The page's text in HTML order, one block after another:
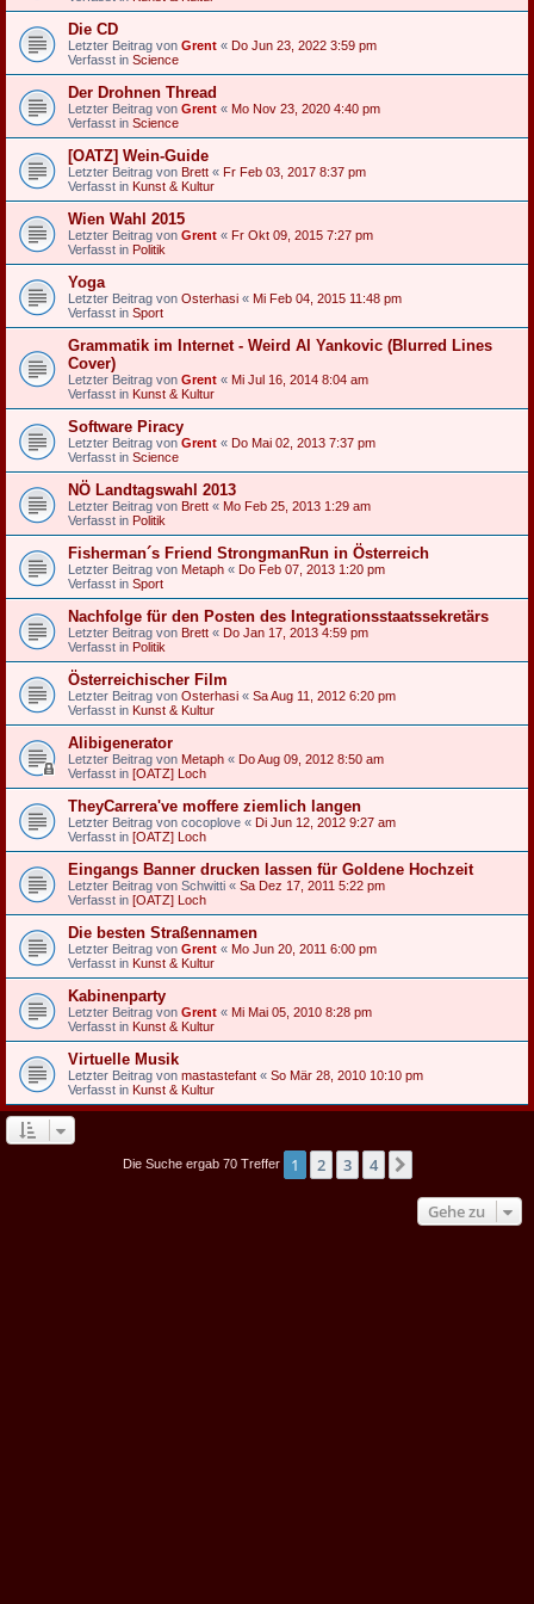
Die CD
Letzter Beitrag von Grent « Do Jun 23, 2022 3:59 pm
Verfasst in Science
Der Drohnen Thread
Letzter Beitrag von Grent « Mo Nov 23, 2020 4:40 pm
Verfasst in Science
[OATZ] Wein-Guide
Letzter Beitrag von Brett « Fr Feb 03, 2017 8:37 pm
Verfasst in Kunst & Kultur
Wien Wahl 2015
Letzter Beitrag von Grent « Fr Okt 09, 2015 7:27 pm
Verfasst in Politik
Yoga
Letzter Beitrag von Osterhasi « Mi Feb 04, 2015 11:48 pm
Verfasst in Sport
Grammatik im Internet - Weird Al Yankovic (Blurred Lines
Cover)
Letzter Beitrag von Grent « Mi Jul 16, 2014 8:04 am
Verfasst in Kunst & Kultur
Software Piracy
Letzter Beitrag von Grent « Do Mai 02, 2013 7:37 pm
Verfasst in Science
NÖ Landtagswahl 2013
Letzter Beitrag von Brett « Mo Feb 25, 2013 1:29 am
Verfasst in Politik
Fisherman´s Friend StrongmanRun in Österreich
Letzter Beitrag von Metaph « Do Feb 07, 2013 1:20 pm
Verfasst in Sport
Nachfolge für den Posten des Integrationsstaatssekretärs
Letzter Beitrag von Brett « Do Jan 17, 2013 4:59 pm
Verfasst in Politik
Österreichischer Film
Letzter Beitrag von Osterhasi « Sa Aug 11, 2012 6:20 pm
Verfasst in Kunst & Kultur
Alibigenerator
Letzter Beitrag von Metaph « Do Aug 09, 2012 8:50 am
Verfasst in [OATZ] Loch
TheyCarrera've moffere ziemlich langen
Letzter Beitrag von cocoplove « Di Jun 12, 2012 9:27 am
Verfasst in [OATZ] Loch
Eingangs Banner drucken lassen für Goldene Hochzeit
Letzter Beitrag von Schwitti « Sa Dez 17, 2011 5:22 pm
Verfasst in [OATZ] Loch
Die besten Straßennamen
Letzter Beitrag von Grent « Mo Jun 20, 2011 6:00 pm
Verfasst in Kunst & Kultur
Kabinenparty
Letzter Beitrag von Grent « Mi Mai 05, 2010 8:28 pm
Verfasst in Kunst & Kultur
Virtuelle Musik
Letzter Beitrag von mastastefant « So Mär 28, 2010 10:10 pm
Verfasst in Kunst & Kultur
Die Suche ergab 70 Treffer 1 2 3 4
Gehe zu